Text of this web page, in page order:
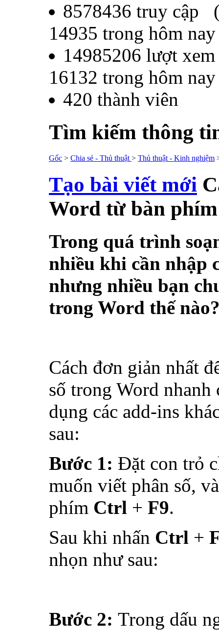
8578436 truy cập
14935 trong hôm nay
14985206 lượt xem
16132 trong hôm nay
420 thành viên
Tìm kiếm thông
Gốc > Chia sẻ - Thủ thuật > Thủ thuật - Kinh nghiệm
Tạo bài viết mới
Word từ bàn phím
Trong quá trình
nhiều khi cần nhập
nhưng nhiều bạn
trong Word thế
Cách đơn giản nhất
số trong Word nhanh
dụng các add-ins
sau:
Bước 1: Đặt con trỏ
muốn viết phân số,
phím Ctrl + F9.
Sau khi nhấn Ctrl +
nhọn như sau:
Bước 2: Trong dấu